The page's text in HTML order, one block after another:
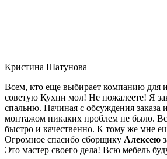
Кристина Шатунова
Всем, кто еще выбирает компанию для
советую Кухни мол! Не пожалеете! Я
спальню. Начиная с обсуждения заказа
монтажом никаких проблем не было.
быстро и качественно. К тому же мне
Огромное спасибо сборщику Алексею
Это мастер своего дела! Всю мебель